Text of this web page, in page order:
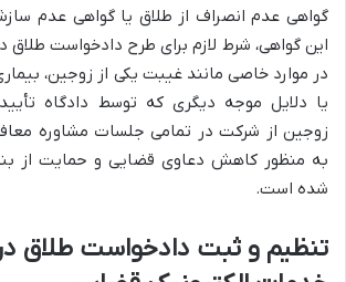
گواهی عدم انصراف از طلاق یا گواهی عدم
این گواهی، شرط لازم برای طرح دادخواست طلاق
در موارد خاصی مانند غیبت یکی از زوجین،
یا دلایل موجه دیگری که توسط دادگاه
زوجین از شرکت در تمامی جلسات مشاوره
به منظور کاهش دعاوی قضایی و حمایت از
شده است.
تنظیم و ثبت دادخواست طلاق در